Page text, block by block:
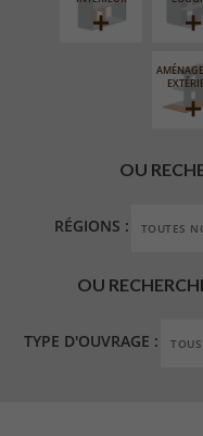
OU
RÉGIONS :
OU
TYPE D'OUVRAGE :